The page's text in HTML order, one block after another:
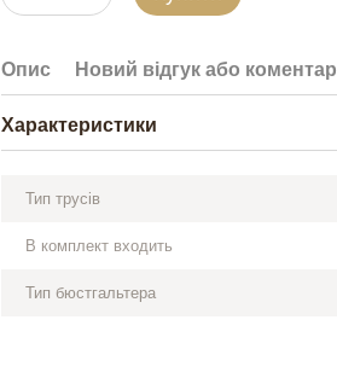
Опис Новий відгук або коментар
Характеристики
Тип трусів
В комплект входить
Тип бюстгальтера